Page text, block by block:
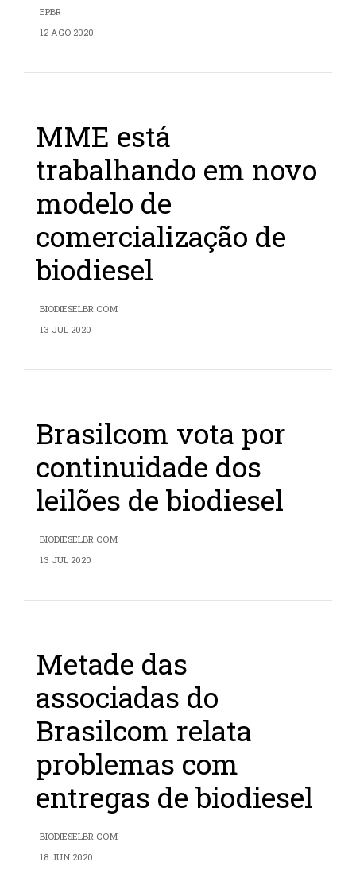
EPBR
12 AGO 2020
MME está
trabalhando em novo
modelo de
comercialização de
biodiesel
BIODIESELBR.COM
13 JUL 2020
Brasilcom vota por
continuidade dos
leilões de biodiesel
BIODIESELBR.COM
13 JUL 2020
Metade das
associadas do
Brasilcom relata
problemas com
entregas de biodiesel
BIODIESELBR.COM
18 JUN 2020